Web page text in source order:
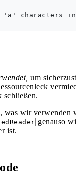
characters
um
schließen.
was wir verwenden
genauso
ist.